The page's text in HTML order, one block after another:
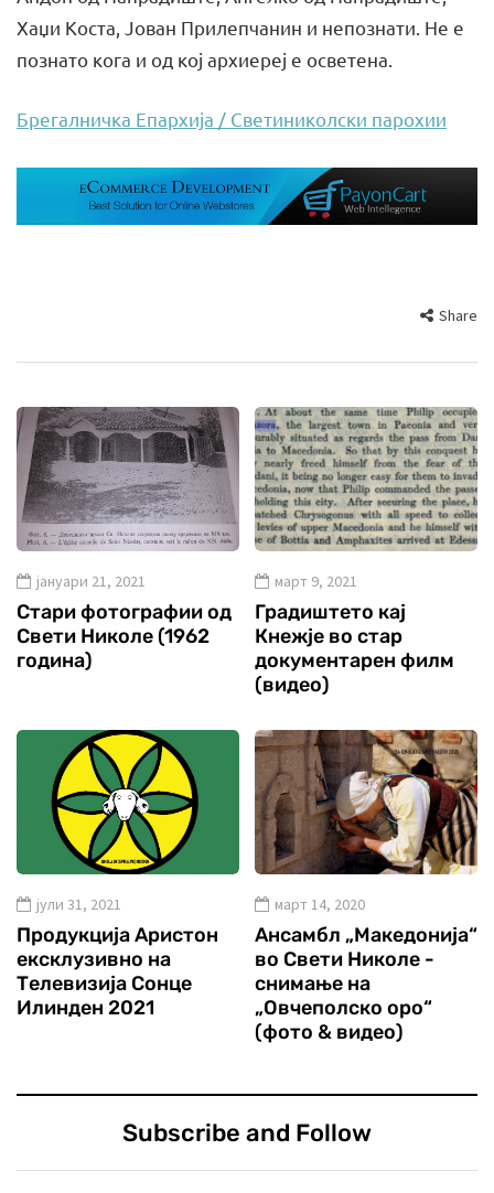
Хаџи Коста, Јован Прилепчанин и непознати. Не е
познато кога и од кој архиереј е осветена.
Брегалничка Епархија / Светиниколски парохии
Share
јануари 21, 2021
Стари фотографии од
Свети Николе (1962
година)
март 9, 2021
Градиштето кај
Кнежје во стар
документарен филм
(видео)
јули 31, 2021
Продукција Аристон
ексклузивно на
Телевизија Сонце
Илинден 2021
март 14, 2020
Ансамбл „Македонија“
во Свети Николе -
снимање на
„Овчеполско оро“
(фото & видео)
Subscribe and Follow